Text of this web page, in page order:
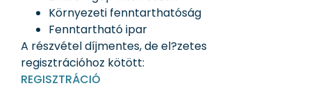
Környezeti fenntarthatóság
Fenntartható ipar
A részvétel díjmentes, de el?zetes
regisztrációhoz kötött:
REGISZTRÁCIÓ